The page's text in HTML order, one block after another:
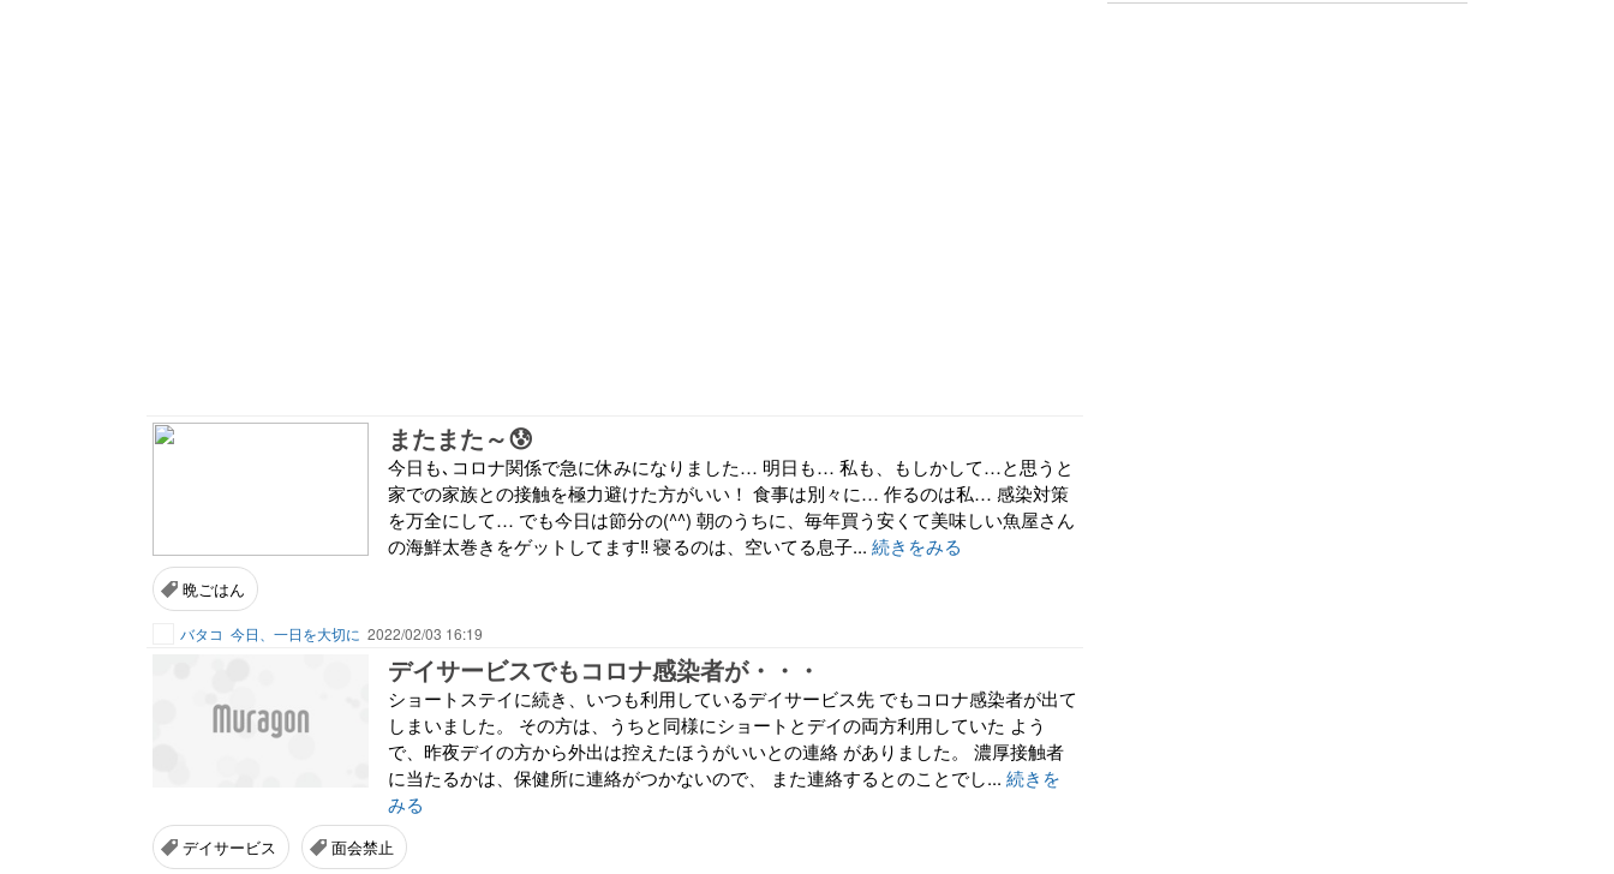
またまた～😰
今日も､コロナ関係で急に休みになりました… 明日も… 私も、もしかして…と思うと
家での家族との接触を極力避けた方がいい！ 食事は別々に… 作るのは私… 感染対策
を万全にして… でも今日は節分の(^^) 朝のうちに、毎年買う安くて美味しい魚屋さん
の海鮮太巻きをゲットしてます‼️ 寝るのは、空いてる息子... 続きをみる
晩ごはん
バタコ 今日、一日を大切に 2022/02/03 16:19
デイサービスでもコロナ感染者が・・・
ショートステイに続き、いつも利用しているデイサービス先 でもコロナ感染者が出て
しまいました。 その方は、うちと同様にショートとデイの両方利用していた よう
で、昨夜デイの方から外出は控えたほうがいいとの連絡 がありました。 濃厚接触者
に当たるかは、保健所に連絡がつかないので、 また連絡するとのことでし... 続きを
みる
デイサービス 面会禁止